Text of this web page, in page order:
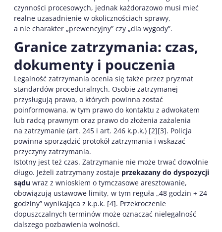
czynności procesowych, jednak każdorazowo musi mieć
realne uzasadnienie w okolicznościach sprawy,
a nie charakter „prewencyjny” czy „dla wygody”.
Granice zatrzymania: czas,
dokumenty i pouczenia
Legalność zatrzymania ocenia się także przez pryzmat
standardów proceduralnych. Osobie zatrzymanej
przysługują prawa, o których powinna zostać
poinformowana, w tym prawo do kontaktu z adwokatem
lub radcą prawnym oraz prawo do złożenia zażalenia
na zatrzymanie (art. 245 i art. 246 k.p.k.) [2][3]. Policja
powinna sporządzić protokół zatrzymania i wskazać
przyczyny zatrzymania.
Istotny jest też czas. Zatrzymanie nie może trwać dowolnie
długo. Jeżeli zatrzymany zostaje przekazany do dyspozycji
sądu wraz z wnioskiem o tymczasowe aresztowanie,
obowiązują ustawowe limity, w tym reguła „48 godzin + 24
godziny” wynikająca z k.p.k. [4]. Przekroczenie
dopuszczalnych terminów może oznaczać nielegalność
dalszego pozbawienia wolności.